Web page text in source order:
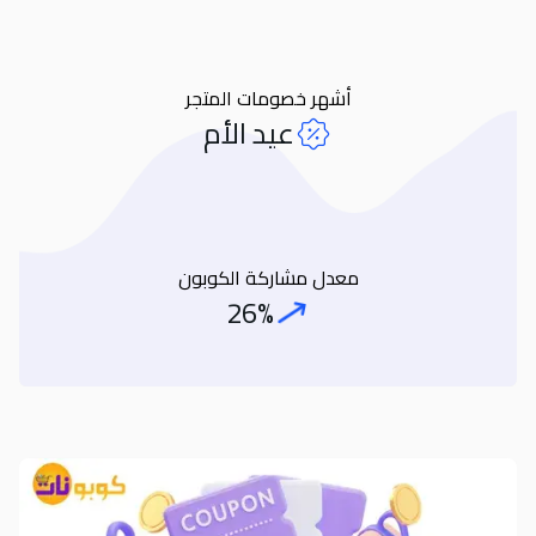
أشهر خصومات المتجر
عيد الأم
معدل مشاركة الكوبون
Coupon Share Rate
26%